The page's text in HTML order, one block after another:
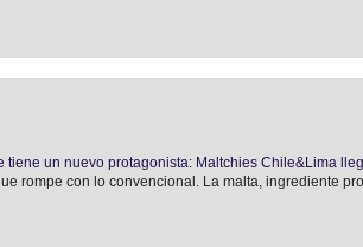
un nuevo protagonista: Maltchies Chile&Lima
rompe con lo convencional. La malta, ingrediente